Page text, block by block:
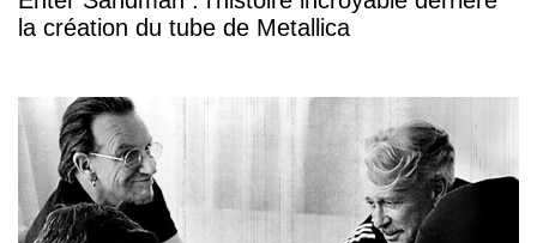
la création du tube de Metallica